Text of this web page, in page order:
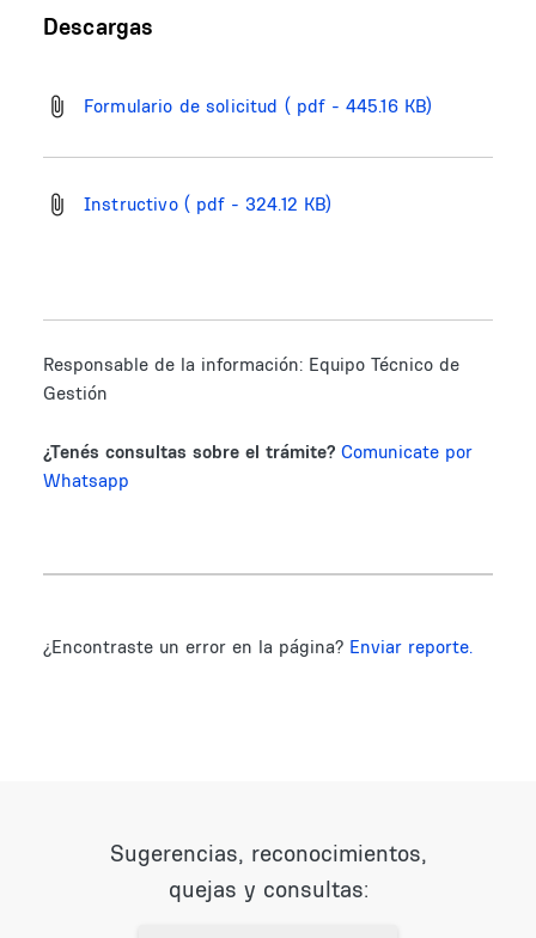
Descargas
Formulario de solicitud ( pdf - 445.16 KB)
Instructivo ( pdf - 324.12 KB)
Responsable de la información: Equipo Técnico de
Gestión
¿Tenés consultas sobre el trámite? Comunicate por
Whatsapp
¿Encontraste un error en la página? Enviar reporte.
Sugerencias, reconocimientos,
quejas y consultas: